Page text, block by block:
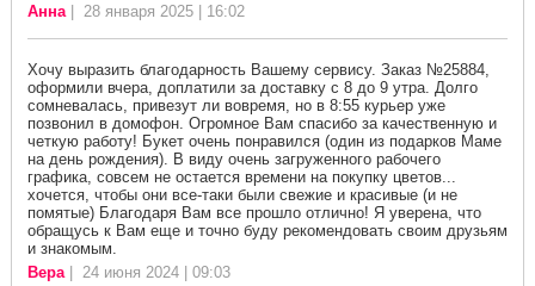
Анна| 28 января 2025 | 16:02
Хочу выразить благодарность Вашему сервису. Заказ №25884,
оформили вчера, доплатили за доставку с 8 до 9 утра. Долго
сомневалась, привезут ли вовремя, но в 8:55 курьер уже
позвонил в домофон. Огромное Вам спасибо за качественную и
четкую работу! Букет очень понравился (один из подарков Маме
на день рождения). В виду очень загруженного рабочего
графика, совсем не остается времени на покупку цветов...
хочется, чтобы они все-таки были свежие и красивые (и не
помятые) Благодаря Вам все прошло отлично! Я уверена, что
обращусь к Вам еще и точно буду рекомендовать своим друзьям
и знакомым.
Вера| 24 июня 2024 | 09:03